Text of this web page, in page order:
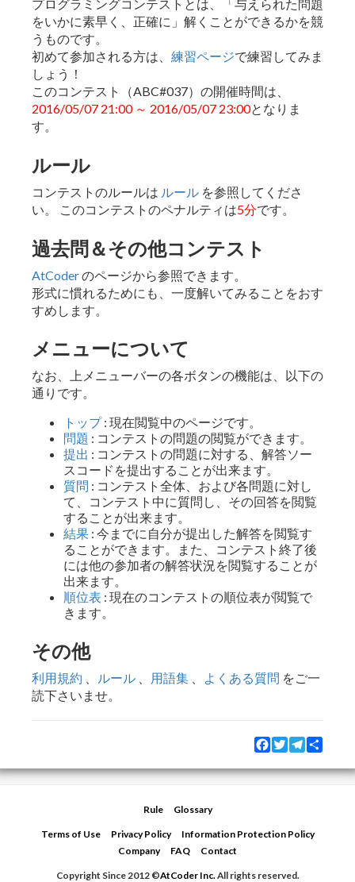
プログラミングコンテストとは、「与えられた問題
をいかに素早く、正確に」解くことができるかを競
うものです。
初めて参加される方は、 練習ページで練習してみま
しょう！
このコンテスト（ABC#037）の開催時間は、
2016/05/07 21:00 ～ 2016/05/07 23:00となりま
す。
ルール
コンテストのルールは ルール を参照してくださ
い。 このコンテストのペナルティは5分です。
過去問＆その他コンテスト
AtCoderのページから参照できます。
形式に慣れるためにも、一度解いてみることをおす
すめします。
メニューについて
なお、上メニューバーの各ボタンの機能は、以下の
通りです。
トップ: 現在閲覧中のページです。
問題 : コンテストの問題の閲覧ができます。
提出 : コンテストの問題に対する、解答ソー
スコードを提出することが出来ます。
質問 : コンテスト全体、および各問題に対し
て、コンテスト中に質問し、その回答を閲覧
することが出来ます。
結果 : 今までに自分が提出した解答を閲覧す
ることができます。また、コンテスト終了後
には他の参加者の解答状況を閲覧することが
出来ます。
順位表 : 現在のコンテストの順位表が閲覧で
きます。
その他
利用規約 ルール 用語集 よくある質問 をご一
読下さいませ。
Facebook
TwitterTelegram
Rule Glossary
Terms of Use Privacy Policy
Information Protection Policy
Company
FAQ Contact
Copyright Since 2012 ©AtCoder Inc.All rights reserved.